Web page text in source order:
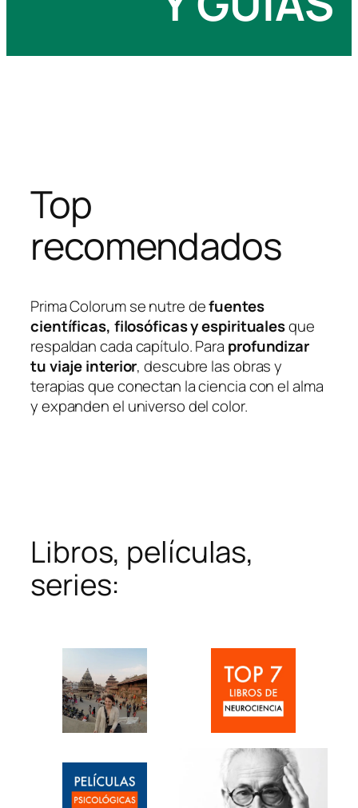
Top
recomendados
Prima Colorum se nutre defuentes
científicas, filosóficas y espiritualesque
respaldan cada capítulo. Para profundizar
tu viaje interior, descubre las obras y
terapias que conectan la ciencia con el alma
y expanden el universo del color.
Libros, películas,
series: